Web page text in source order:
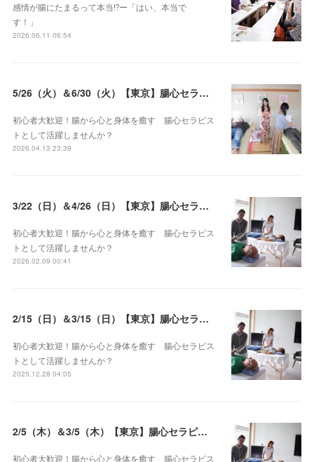
感情が腸にたまるって本当⁉️ー「はい、本当で
す！」
2026.06.11 06:54
5/26（火）＆6/30（火）【東京】腸心セラピスト養成コース《２日間コース》開講決定
初心者大歓迎！腸から心と身体を癒す 腸心セラピス
トとして活躍しませんか？
2026.04.13 23:39
3/22（日）＆4/26（日）【東京】腸心セラピスト養成コース《２日間コース》開講決定
初心者大歓迎！腸から心と身体を癒す 腸心セラピス
トとして活躍しませんか？
2026.02.09 00:41
2/15（日）＆3/15（日）【東京】腸心セラピスト養成コース《２日間コース》開講決定
初心者大歓迎！腸から心と身体を癒す 腸心セラピス
トとして活躍しませんか？
2025.12.28 04:05
2/5（木）＆3/5（木）【東京】腸心セラピスト養成コース《２日間コース》開講決定
初心者大歓迎！腸から心と身体を癒す 腸心セラピス